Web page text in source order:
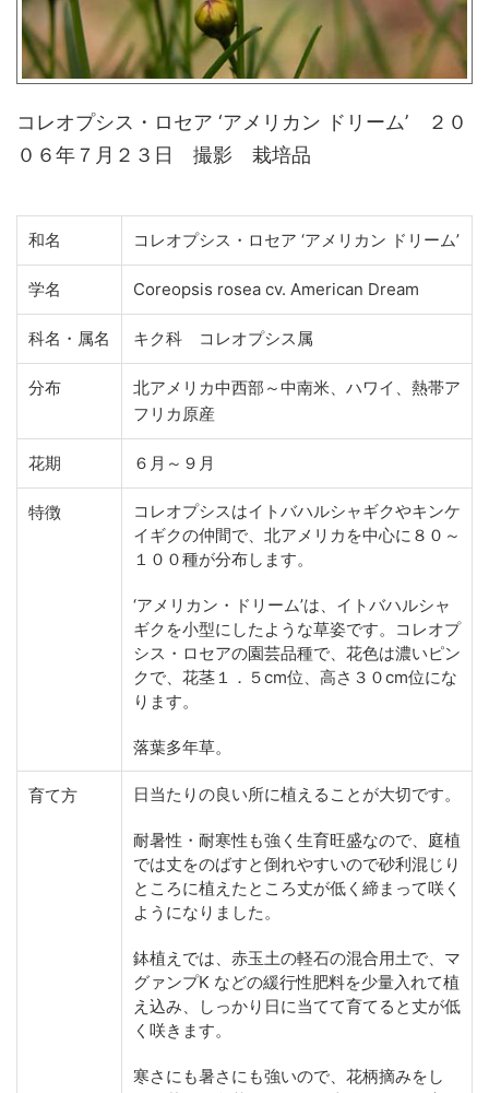
コレオプシス・ロセア ‘アメリカン ドリーム’ ２０
０６年７月２３日 撮影 栽培品
和名 コレオプシス・ロセア ‘アメリカン ドリーム’
学名 Coreopsis rosea cv. American Dream
科名・属名 キク科 コレオプシス属
分布
北アメリカ中西部～中南米、ハワイ、熱帯ア
フリカ原産
花期 ６月～９月
特徴
コレオプシスはイトバハルシャギクやキンケ
イギクの仲間で、北アメリカを中心に８０～
１００種が分布します。
‘アメリカン・ドリーム’は、イトバハルシャ
ギクを小型にしたような草姿です。コレオプ
シス・ロセアの園芸品種で、花色は濃いピン
クで、花茎１．５cm位、高さ３０cm位にな
ります。
落葉多年草。
育て方 日当たりの良い所に植えることが大切です。
耐暑性・耐寒性も強く生育旺盛なので、庭植
では丈をのばすと倒れやすいので砂利混じり
ところに植えたところ丈が低く締まって咲く
ようになりました。
鉢植えでは、赤玉土の軽石の混合用土で、マ
グァンプK などの緩行性肥料を少量入れて植
え込み、しっかり日に当てて育てると丈が低
く咲きます。
寒さにも暑さにも強いので、花柄摘みをし